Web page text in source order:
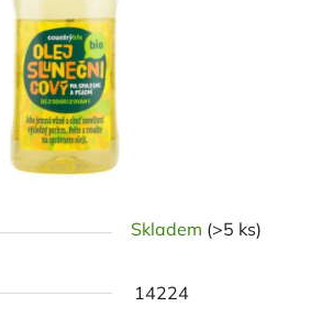
Skladem (>5 ks)
14224